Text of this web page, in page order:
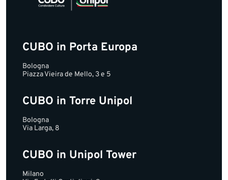
CUBO in Porta Europa
Bologna
Piazza Vieira de Mello, 3 e 5
CUBO in Torre Unipol
Bologna
Via Larga, 8
CUBO in Unipol Tower
Milano